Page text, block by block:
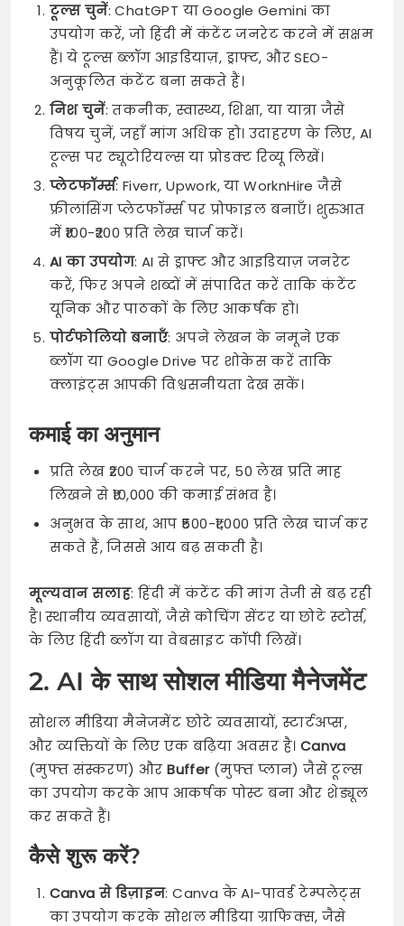
टूल्स चुनें: ChatGPT या Google Gemini का
उपयोग करें, जो हिंदी में कंटेंट जनरेट करने में सक्षम
हैं। ये टूल्स ब्लॉग आइडियाज़, ड्राफ्ट, और SEO-
अनुकूलित कंटेंट बना सकते हैं।
निश चुनें: तकनीक, स्वास्थ्य, शिक्षा, या यात्रा जैसे
विषय चुनें, जहाँ मांग अधिक हो। उदाहरण के लिए, AI
टूल्स पर ट्यूटोरियल्स या प्रोडक्ट रिव्यू लिखें।
प्लेटफॉर्म्स: Fiverr, Upwork, या WorknHire जैसे
फ्रीलांसिंग प्लेटफॉर्म्स पर प्रोफाइल बनाएँ। शुरुआत
में ₹100-₹200 प्रति लेख चार्ज करें।
AI का उपयोग: AI से ड्राफ्ट और आइडियाज़ जनरेट
करें, फिर अपने शब्दों में संपादित करें ताकि कंटेंट
यूनिक और पाठकों के लिए आकर्षक हो।
पोर्टफोलियो बनाएँ: अपने लेखन के नमूने एक
ब्लॉग या Google Drive पर शोकेस करें ताकि
क्लाइंट्स आपकी विश्वसनीयता देख सकें।
कमाई का अनुमान
प्रति लेख ₹200 चार्ज करने पर, 50 लेख प्रति माह
लिखने से ₹10,000 की कमाई संभव है।
अनुभव के साथ, आप ₹500-₹1,000 प्रति लेख चार्ज कर
सकते हैं, जिससे आय बढ़ सकती है।
मूल्यवान सलाह: हिंदी में कंटेंट की मांग तेजी से बढ़ रही
है। स्थानीय व्यवसायों, जैसे कोचिंग सेंटर या छोटे स्टोर्स,
के लिए हिंदी ब्लॉग या वेबसाइट कॉपी लिखें।
2. AI के साथ सोशल मीडिया मैनेजमेंट
सोशल मीडिया मैनेजमेंट छोटे व्यवसायों, स्टार्टअप्स,
और व्यक्तियों के लिए एक बढ़िया अवसर है। Canva
(मुफ्त संस्करण) औरBuffer(मुफ्त प्लान) जैसे टूल्स
का उपयोग करके आप आकर्षक पोस्ट बना और शेड्यूल
कर सकते हैं।
कैसे शुरू करें?
Canva से डिज़ाइन: Canva के AI-पावर्ड टेम्पलेट्स
का उपयोग करके सोशल मीडिया ग्राफिक्स, जैसे